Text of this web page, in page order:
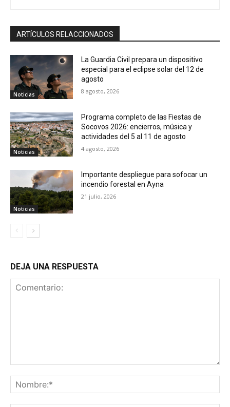
ARTÍCULOS RELACCIONADOS
Noticias
La Guardia Civil prepara un dispositivo
especial para el eclipse solar del 12 de
agosto
8 agosto, 2026
Noticias
Programa completo de las Fiestas de
Socovos 2026: encierros, música y
actividades del 5 al 11 de agosto
4 agosto, 2026
Noticias
Importante despliegue para sofocar un
incendio forestal en Ayna
21 julio, 2026
DEJA UNA RESPUESTA